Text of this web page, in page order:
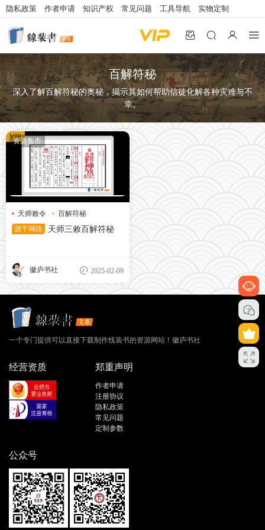
隐私政策 作者申请 知识产权 常见问题 工具导航 实物定制
百解符秘
深入了解百解符秘的奥秘，揭示其如何帮助信徒化解各种灾难与不
幸。
资源集市
天师敕令
百解符秘
道教符咒
源于网络 天师三敕百解符秘
徽庐书社 2025-02-09
VIP
一个专门提供可以直接下载制作线装书的资源网站！徽庐书社
经营资质 郑重声明
作者申请
注册协议
隐私政策
常见问题
定制参数
公众号